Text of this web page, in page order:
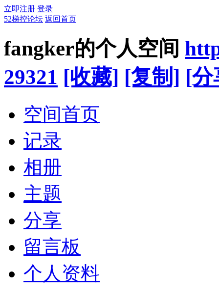
立即注册 登录
52梯控论坛 返回首页
fangker的个人空间
29321 [收藏] [复制] [分
空间首页
记录
相册
主题
分享
留言板
个人资料